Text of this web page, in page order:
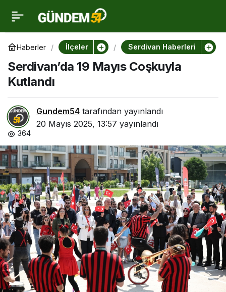
Haberler İlçeler Serdivan Haberleri
Serdivan’da 19 Mayıs Coşkuyla
Kutlandı
Gundem54 tarafından yayınlandı
20 Mayıs 2025, 13:57 yayınlandı
364
Serdivan’da 19 Mayıs
Coşkuyla Kutlandı